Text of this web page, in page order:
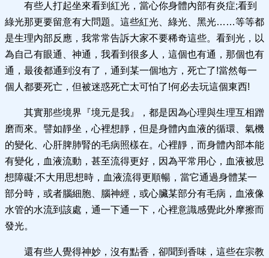
有些人打起坐來看到紅光，當心你身體內部有炎症;看到
綠光那更要留意有大問題。這些紅光、綠光、黑光……等等都
是生理內部反應，我常常告訴大家不要稀奇這些。看到光，以
為自己有眼通、神通，我看到很多人，這個也有通，那個也有
通，最後都通到沒有了，通到某一個地方，死亡了!當然每一
個人都要死亡，但被迷惑死亡太可怕了!何必去玩這個東西!
其實那些境界『境元是我』，都是因為心理與生理互相蹭
磨而來。譬如靜坐，心裡想靜，但是身體內血液的循環、氣機
的變化、心肝脾肺腎的毛病照樣在。心裡靜，而身體內部本能
有變化，血液流動，甚至流得更好，因為平常用心，血液被思
想障礙;不大用思想時，血液流得更順暢，當它通過身體某一
部分時，或者腦細胞、腦神經，或心臟某部分有毛病，血液像
水管的水流到該處，通一下通一下，心裡意識感覺此外摩擦而
發光。
還有些人覺得神妙，沒有點香，卻聞到香味，這些在宗教